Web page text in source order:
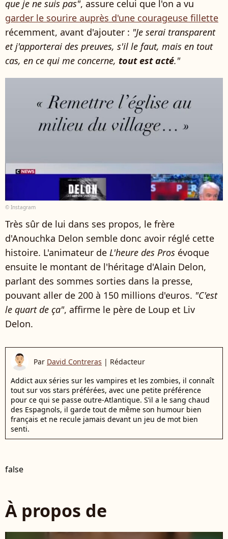
que je ne suis pas", assure celui que l'on a vu
garder le sourire auprès d'une courageuse fillette
récemment, avant d'ajouter : "Je serai transparent
et j'apporterai des preuves, s'il le faut, mais en tout
cas, en ce qui me concerne, tout est acté."
© Instagram
Très sûr de lui dans ses propos, le frère
d'Anouchka Delon semble donc avoir réglé cette
histoire. L'animateur de L'heure des Pros évoque
ensuite le montant de l'héritage d'Alain Delon,
parlant des sommes sorties dans la presse,
pouvant aller de 200 à 150 millions d'euros. "C'est
le quart de ça", affirme le père de Loup et Liv
Delon.
Par David Contreras | Rédacteur
Addict aux séries sur les vampires et les zombies, il connaît
tout sur vos stars préférées, avec une petite préférence
pour ce qui se passe outre-Atlantique. S’il a le sang chaud
des Espagnols, il garde tout de même son humour bien
français et ne recule jamais devant un jeu de mot bien
senti.
false
À propos de